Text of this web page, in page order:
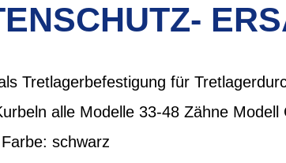
Tretlagerbefestigung für
alle Modelle 33-48 Zähne
schwarz